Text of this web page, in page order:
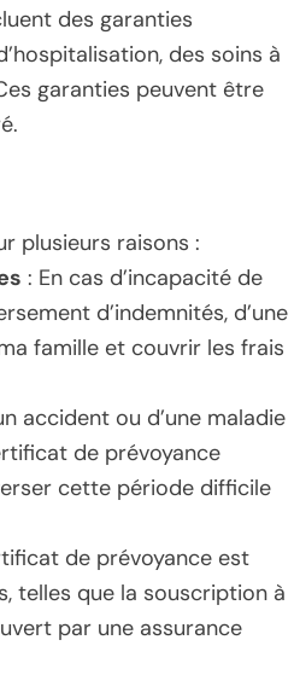
des garanties
des soins à
garanties peuvent être
plusieurs raisons :
: En cas d’incapacité de
d’indemnités, d’une
famille et couvrir les frais
accident ou d’une maladie
de prévoyance
cette période difficile
de prévoyance est
telles que la souscription à
par une assurance